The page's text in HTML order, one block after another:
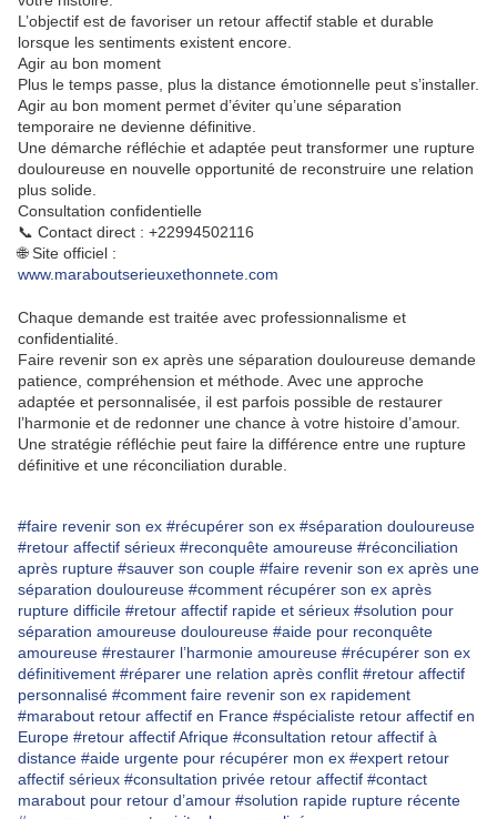
L’objectif est de favoriser un retour affectif stable et durable
lorsque les sentiments existent encore.
Agir au bon moment
Plus le temps passe, plus la distance émotionnelle peut s’installer.
Agir au bon moment permet d’éviter qu’une séparation
temporaire ne devienne définitive.
Une démarche réfléchie et adaptée peut transformer une rupture
douloureuse en nouvelle opportunité de reconstruire une relation
plus solide.
Consultation confidentielle
📞 Contact direct : +22994502116
🌐 Site officiel :
www.maraboutserieuxethonnete.com
Chaque demande est traitée avec professionnalisme et
confidentialité.
Faire revenir son ex après une séparation douloureuse demande
patience, compréhension et méthode. Avec une approche
adaptée et personnalisée, il est parfois possible de restaurer
l’harmonie et de redonner une chance à votre histoire d’amour.
Une stratégie réfléchie peut faire la différence entre une rupture
définitive et une réconciliation durable.
#faire revenir son ex #récupérer son ex #séparation douloureuse
#retour affectif sérieux #reconquête amoureuse #réconciliation
après rupture #sauver son couple #faire revenir son ex après une
séparation douloureuse #comment récupérer son ex après
rupture difficile #retour affectif rapide et sérieux #solution pour
séparation amoureuse douloureuse #aide pour reconquête
amoureuse #restaurer l’harmonie amoureuse #récupérer son ex
définitivement #réparer une relation après conflit #retour affectif
personnalisé #comment faire revenir son ex rapidement
#marabout retour affectif en France #spécialiste retour affectif en
Europe #retour affectif Afrique #consultation retour affectif à
distance #aide urgente pour récupérer mon ex #expert retour
affectif sérieux #consultation privée retour affectif #contact
marabout pour retour d’amour #solution rapide rupture récente